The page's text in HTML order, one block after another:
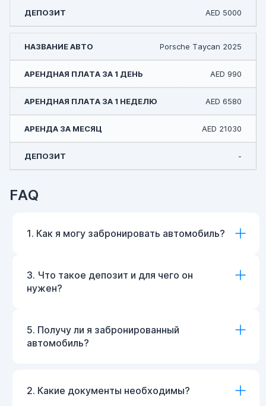
AED 5000
Porsche Taycan 2025
AED 990
AED 6580
AED 21030
-
FAQ
1. Как я могу забронировать автомобиль?
3. Что такое депозит и для чего он
нужен?
5. Получу ли я забронированный
автомобиль?
2. Какие документы необходимы?